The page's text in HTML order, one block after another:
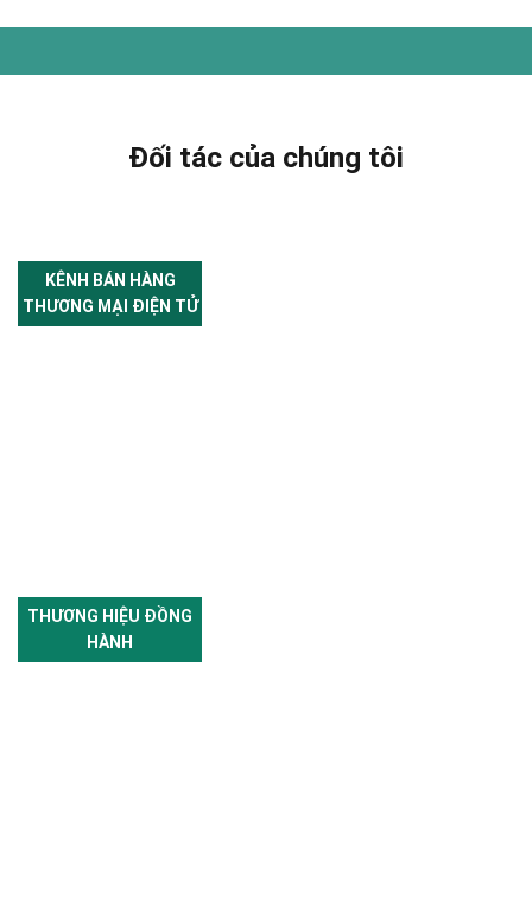
Đối tác của chúng tôi
KÊNH BÁN HÀNG
THƯƠNG MẠI ĐIỆN TỬ
THƯƠNG HIỆU ĐỒNG
HÀNH